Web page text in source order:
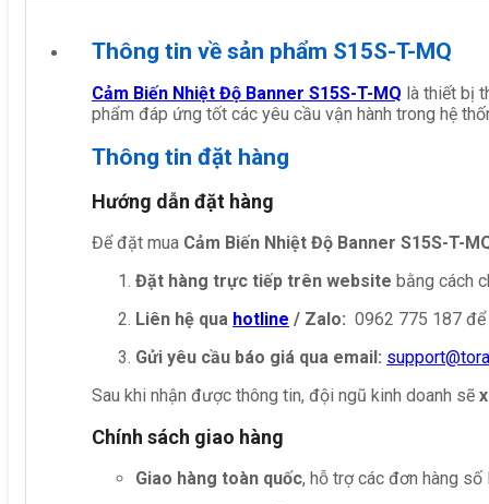
Thông tin về sản phẩm S15S-T-MQ
Cảm Biến Nhiệt Độ Banner S15S-T-MQ là thiết bị
phẩm đáp ứng tốt các yêu cầu vận hành trong hệ
Thông tin đặt hàng
Hướng dẫn đặt hàng
Để đặt mua Cảm Biến Nhiệt Độ Banner S15S-T-
Đặt hàng trực tiếp trên website bằng cách
Liên hệ qua hotline / Zalo: 0962 775 187
Gửi yêu cầu báo giá qua email:
Sau khi nhận được thông tin, đội ngũ kinh doanh sẽ
Chính sách giao hàng
Giao hàng toàn quốc, hỗ trợ các đơn hàng số